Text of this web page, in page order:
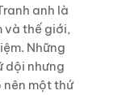
anh là
và thế giới,
Những
dội nhưng
nên một thứ